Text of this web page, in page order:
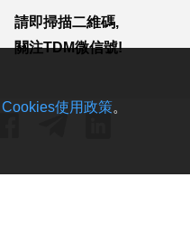
內地料“白海豚”登陸
前強度或再減弱
請即掃描二維碼,
關注TDM微信號!
Cookies使用政策。